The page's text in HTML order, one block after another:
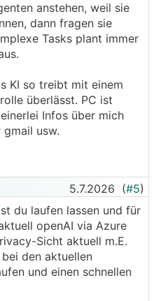
anstehen, weil sie
dann fragen sie
Tasks plant immer
KI so treibt mit einem
überlässt. PC ist
Infos über mich
usw.
5.7.2026 (#5)
du laufen lassen und für
openAI via Azure
Sicht aktuell m.E.
den aktuellen
und einen schnellen